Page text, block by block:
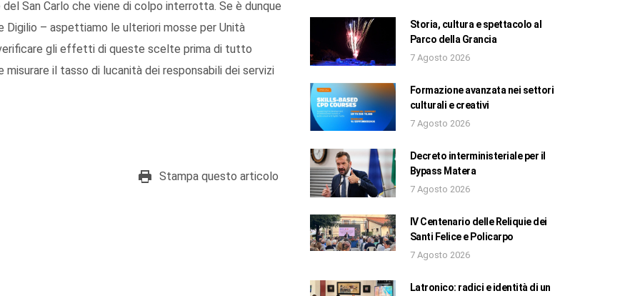
San Carlo che viene di colpo interrotta. Se è dunque
– aspettiamo le ulteriori mosse per Unità
gli effetti di queste scelte prima di tutto
il tasso di lucanità dei responsabili dei servizi
Stampa questo articolo
Storia, cultura e spettacolo al
Parco della Grancia
7 Agosto 2026
Formazione avanzata nei settori
culturali e creativi
7 Agosto 2026
Decreto interministeriale per il
Bypass Matera
7 Agosto 2026
IV Centenario delle Reliquie dei
Santi Felice e Policarpo
7 Agosto 2026
Latronico: radici e identità di un